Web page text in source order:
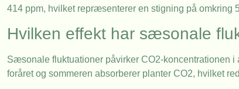
414 ppm, hvilket repræsenterer en stigning på omkring
Hvilken effekt har sæsonale
Sæsonale fluktuationer påvirker CO2-koncentrationen
foråret og sommeren absorberer planter CO2, hvilket